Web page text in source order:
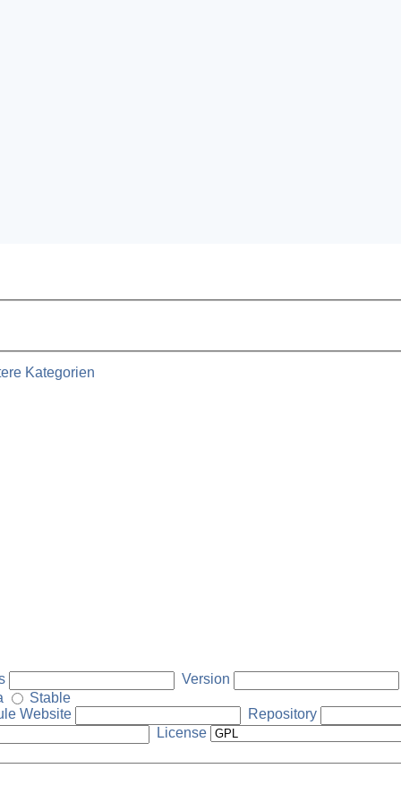
Kategorien
Version
Stable
Website
Repository
License